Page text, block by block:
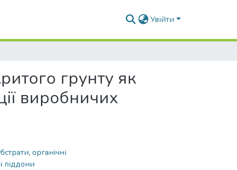
Увійти
грунту як
виробничих
, органічні
піддони